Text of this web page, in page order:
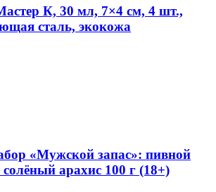
К, 30 мл, 7×4 см, 4 шт.,
сталь, экокожа
«Мужской запас»: пивной
арахис 100 г (18+)